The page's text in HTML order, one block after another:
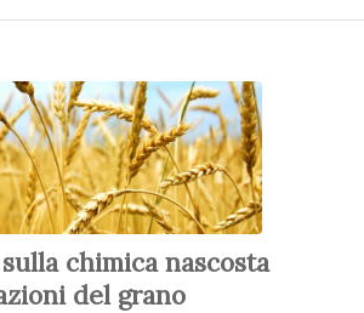
chimica nascosta
del grano